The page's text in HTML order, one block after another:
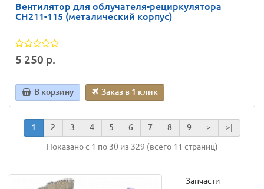
Вентилятор для облучателя-рециркулятора
СH211-115 (металический корпус)
5 250 р.
В корзину Заказ в 1 клик
1 2 3 4 5 6 7 8 9 > >|
Показано с 1 по 30 из 329 (всего 11 страниц)
Запчасти